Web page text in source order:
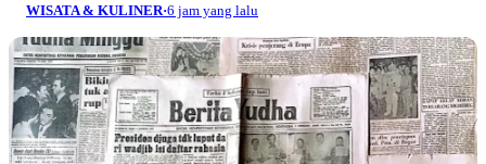
WISATA & KULINER·6 jam yang lalu